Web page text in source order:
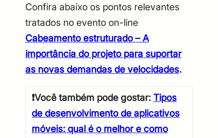
Confira abaixo os pontos relevantes
tratados no evento on-line
Cabeamento estruturado – A
importância do projeto para suportar
as novas demandas de velocidades.
❗Você também pode gostar: Tipos
de desenvolvimento de aplicativos
móveis: qual é o melhor e como